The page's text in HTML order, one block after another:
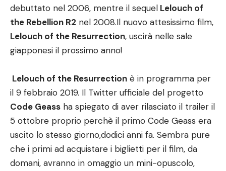
debuttato nel 2006, mentre il sequel Lelouch of
the Rebellion R2 nel 2008.Il nuovo attesissimo film,
Lelouch of the Resurrection, uscirà nelle sale
giapponesi il prossimo anno!
Lelouch of the Resurrection è in programma per
il 9 febbraio 2019. Il Twitter ufficiale del progetto
Code Geass ha spiegato di aver rilasciato il trailer il
5 ottobre proprio perchè il primo Code Geass era
uscito lo stesso giorno,dodici anni fa. Sembra pure
che i primi ad acquistare i biglietti per il film, da
domani, avranno in omaggio un mini-opuscolo,